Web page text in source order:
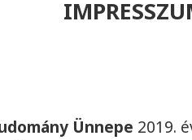
Ünnepe 2019.